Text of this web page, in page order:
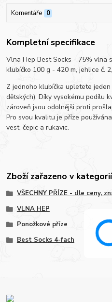
Komentáře 0
Kompletní specifikace
Vlna Hep Best Socks - 75% vlna
klubíčko 100 g - 420 m, jehlice č.
Z jednoho klubíčka upletete
dětských). Díky vysokému podílu
zároveň jsou odolnějši proti
Pro svou kvalitu je příze
vest, čepic a rukavic.
Zboží zařazeno v
VŠECHNY PŘÍZE - dle ceny,
VLNA HEP
Ponožkové příze
Best Socks 4-fach